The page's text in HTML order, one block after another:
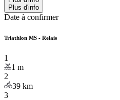
Plus d'info
Date à confirmer
Triathlon MS - Relais
1
1 m
2
39 km
3